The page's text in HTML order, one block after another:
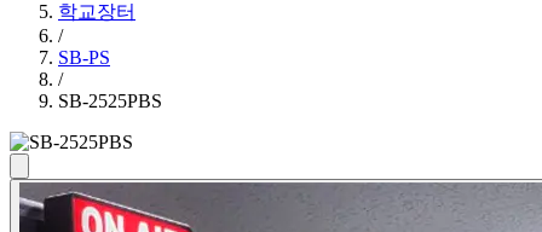
학교장터
/
SB-PS
/
SB-2525PBS